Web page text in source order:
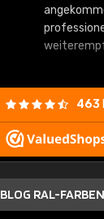
angekommen.
professionell. Ich
weiterempfehlen!
463
BLOG RAL-FARBEN